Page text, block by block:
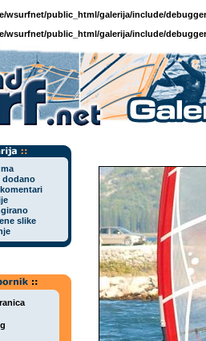
wsurfnet/public_html/galerija/include/
wsurfnet/public_html/galerija/include/
dodano
slike